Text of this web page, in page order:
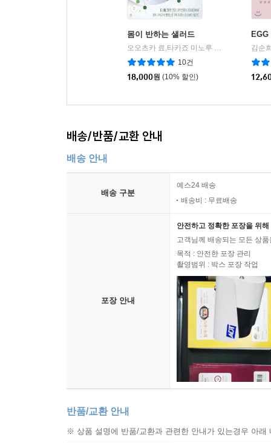
몸이 반하는 샐러드
오오츠카 료,타카죠 미노루 저/노메이 역 | 다
10건
18,000원 (10% 할인)
EGG
김순
배송/반품/교환 안내
배송 안내
배송 구분
예스24 배송
배송비 : 무료배송
포장 안내
안전하고 정확한 포장을 위
고객님께 배송되는 모든 상
목적 : 안전한 포장 관리
촬영범위 : 박스 포장 작업
반품/교환 안내
※ 상품 설명에 반품/교환과 관련한 안내가 있는경우 아